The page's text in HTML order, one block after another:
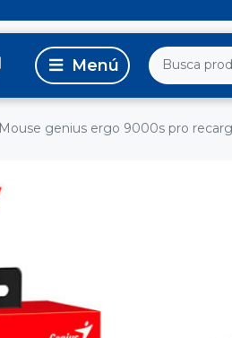
Mouse genius ergo 9000s pro